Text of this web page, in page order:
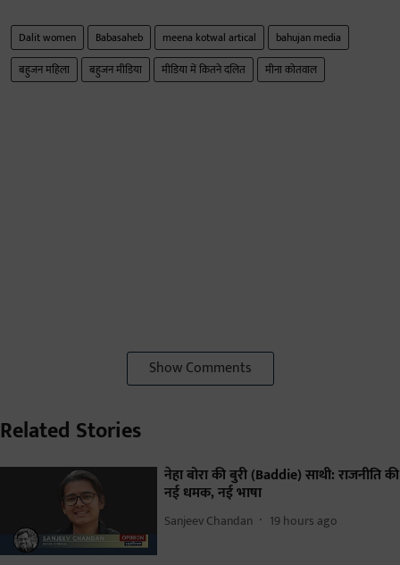
Dalit women Babasaheb meena kotwal artical
bahujan media
बहुजन महिला
बहुजन मीडिया मीडिया में कितने दलित मीना कोतवाल
Show Comments
Related Stories
नेहा बोरा की बुरी (Baddie) साथी: राजनीति की
नई धमक, नई भाषा
Sanjeev Chandan 19 hours ago